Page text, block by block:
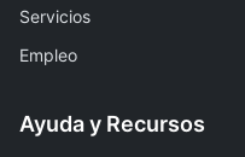
Servicios
Empleo
Ayuda y Recursos